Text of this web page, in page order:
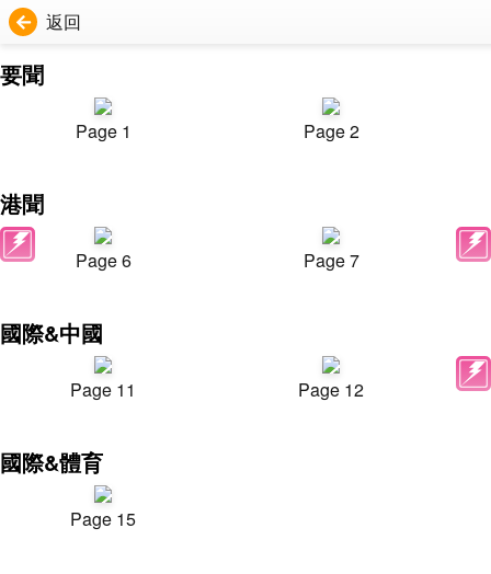
返回
要聞
Page 1 Page 2
港聞
Page 6 Page 7
國際&中國
Page 11 Page 12
國際&體育
Page 15